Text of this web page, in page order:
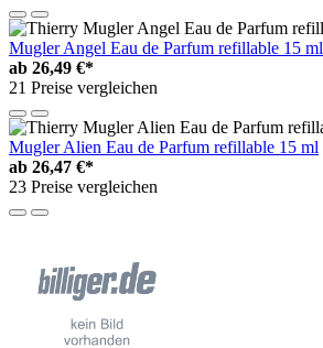
Mugler Angel Eau de Parfum refillable 15 ml
ab 26,49 €*
21 Preise vergleichen
Mugler Alien Eau de Parfum refillable 15 ml
ab 26,47 €*
23 Preise vergleichen